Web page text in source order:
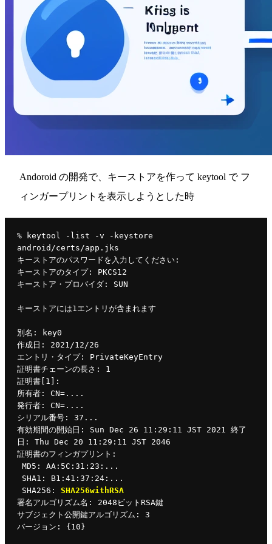
Andoroid の開発で、キーストアを作って keytool で フ
ィンガープリントを表示しようとした時
% keytool -list -v -keystore
android/certs/app.jks
キーストアのパスワードを入力してください:
キーストアのタイプ: PKCS12
キーストア・プロバイダ: SUN
キーストアには1エントリが含まれます
別名: key0
作成日: 2021/12/26
エントリ・タイプ: PrivateKeyEntry
証明書チェーンの長さ: 1
証明書[1]:
所有者: CN=....
発行者: CN=....
シリアル番号: 37...
有効期間の開始日: Sun Dec 26 11:29:11 JST 2021 終了
日: Thu Dec 20 11:29:11 JST 2046
証明書のフィンガプリント:
MD5: AA:5C:31:23:...
SHA1: B1:41:37:24:...
SHA256: SHA256withRSA
署名アルゴリズム名: 2048ビットRSA鍵
サブジェクト公開鍵アルゴリズム: 3
バージョン: {10}